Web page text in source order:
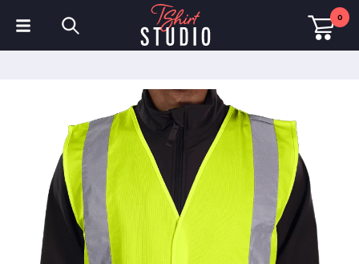
0
Poloshirts
Sweatshirts
Mützen & Kappen
Sportbekleidung